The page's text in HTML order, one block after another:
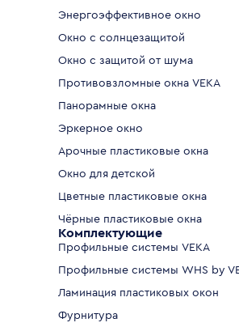
Энергоэффективное окно
Окно с солнцезащитой
Окно с защитой от шума
Противовзломные окна VEKA
Панорамные окна
Эркерное окно
Арочные пластиковые окна
Окно для детской
Цветные пластиковые окна
Чёрные пластиковые окна
Комплектующие
Профильные системы VEKA
Профильные системы WHS by
Ламинация пластиковых окон
Фурнитура